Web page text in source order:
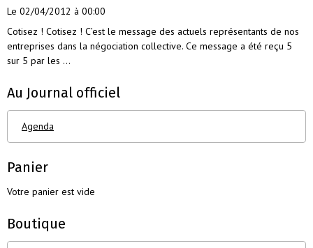
Le 02/04/2012 à 00:00
Cotisez ! Cotisez ! C’est le message des actuels représentants de nos
entreprises dans la négociation collective. Ce message a été reçu 5
sur 5 par les ...
Au Journal officiel
Agenda
Panier
Votre panier est vide
Boutique